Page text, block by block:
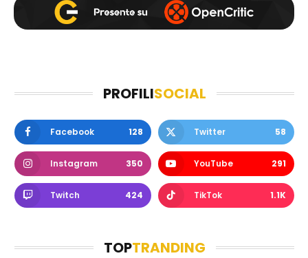
PROFILISOCIAL
Facebook 128 Twitter 58
Instagram 350 YouTube 291
Twitch 424 TikTok 1.1K
TOPTRANDING